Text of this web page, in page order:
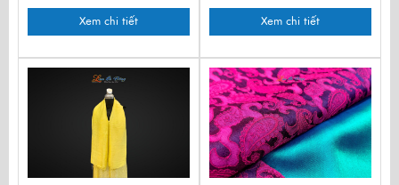
Xem chi tiết Xem chi tiết